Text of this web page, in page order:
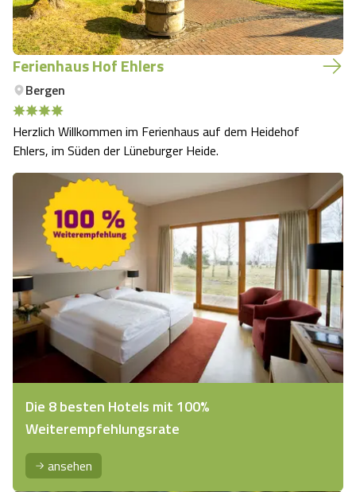
Ferienhaus Hof Ehlers
Bergen
Herzlich Willkommen im Ferienhaus auf dem Heidehof
Ehlers, im Süden der Lüneburger Heide.
Die 8 besten Hotels mit 100%
Weiterempfehlungsrate
ansehen